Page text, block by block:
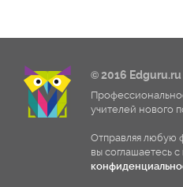
© 2016 Edguru.ru
учителей нового
Отправляя любую
вы соглашаетесь с